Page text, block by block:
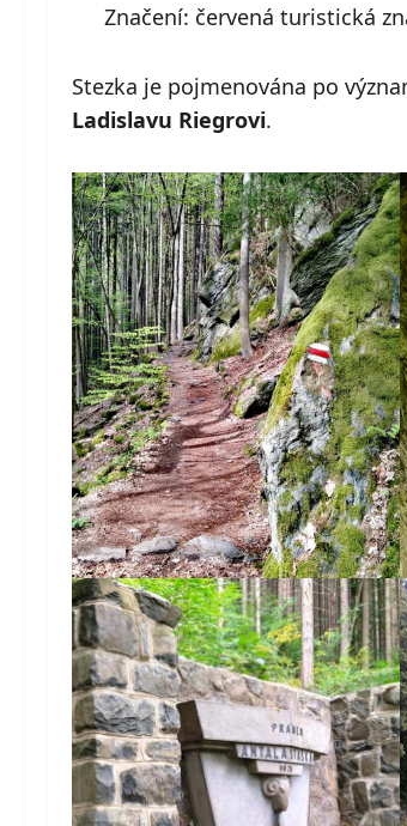
Značení: červená turistická
Stezka je pojmenována po
Ladislavu Riegrovi.